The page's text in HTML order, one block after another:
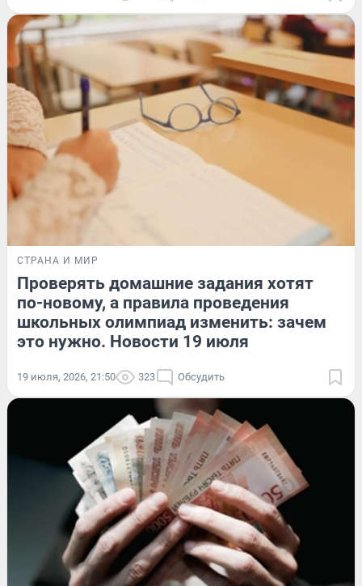
СТРАНА И МИР
Проверять домашние задания хотят
по-новому, а правила проведения
школьных олимпиад изменить: зачем
это нужно. Новости 19 июля
19 июля, 2026, 21:50 323 Обсудить